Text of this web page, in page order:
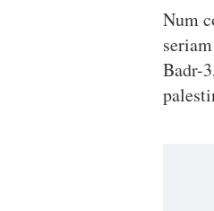
Num
Badr-